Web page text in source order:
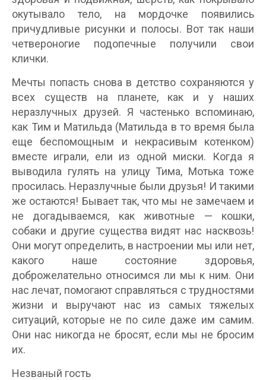
окутывало тело, на мордочке появились
причудливые рисунки и полосы. Вот так наши
четвероногие подопечные получили свои
клички.
Мечты попасть снова в детство сохраняются у
всех существ на планете, как и у наших
неразлучных друзей. Я частенько вспоминаю,
как Тим и Матильда (Матильда в то время была
еще беспомощным и некрасивым котенком)
вместе играли, ели из одной миски. Когда я
выводила гулять на улицу Тима, Мотька тоже
просилась. Неразлучные были друзья! И такими
же остаются! Бывает так, что мы не замечаем и
не догадываемся, как животные — кошки,
собаки и другие существа видят нас насквозь!
Они могут определить, в настроении мы или нет,
какого наше состояние здоровья,
доброжелательно относимся ли мы к ним. Они
нас лечат, помогают справляться с трудностями
жизни и выручают нас из самых тяжелых
ситуаций, которые не по силе даже им самим.
Они нас никогда не бросят, если мы не бросим
их.
Незваный гость